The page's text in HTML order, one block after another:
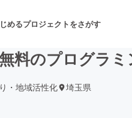
めるプロジェクトをさがす
料のプログラミ
・地域活性化 埼玉県